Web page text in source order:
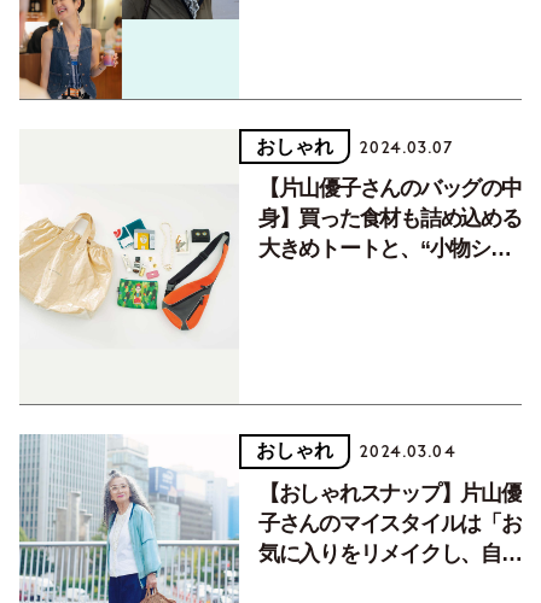
おしゃれ 2024.03.07
【片山優子さんのバッグの中
身】買った食材も詰め込める
大きめトートと、“小物ショ
おしゃれ 2024.03.04
【おしゃれスナップ】片山優
子さんのマイスタイルは「お
気に入りをリメイクし、自分